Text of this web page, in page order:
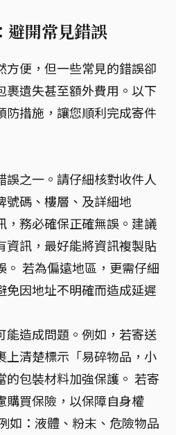
避開常見錯誤
方便，但一些常見的錯誤卻
裹遺失甚至額外費用。以下
防措施，讓您順利完成寄件
誤之一。請仔細核對收件人
號碼、樓層、及詳細地
，務必確保正確無誤。建議
資訊，最好能將資訊複製貼
。 若為偏遠地區，更需仔細
免因地址不明確而造成延遲
能造成問題。例如，若寄送
上清楚標示「易碎物品，小
的包裝材料加強保護。 若寄
購買保險，以保障自身權
如：液體、粉末、危險物品